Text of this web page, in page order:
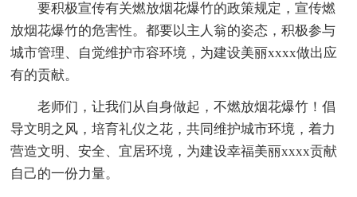
要积极宣传有关燃放烟花爆竹的政策规定，宣传燃
放烟花爆竹的危害性。都要以主人翁的姿态，积极参与
城市管理、自觉维护市容环境，为建设美丽xxxx做出应
有的贡献。
老师们，让我们从自身做起，不燃放烟花爆竹！倡
导文明之风，培育礼仪之花，共同维护城市环境，着力
营造文明、安全、宜居环境，为建设幸福美丽xxxx贡献
自己的一份力量。